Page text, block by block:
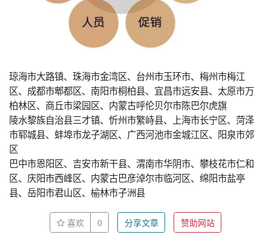
琼海市大路镇、珠海市金湾区、台州市玉环市、梅州市梅江
区、成都市郫都区、南阳市桐柏县、宜昌市远安县、太原市万
柏林区、商丘市梁园区、内蒙古呼伦贝尔市陈巴尔虎旗
陵水黎族自治县三才镇、忻州市繁峙县、上海市长宁区、菏泽
市郓城县、蚌埠市龙子湖区、广西河池市金城江区、阳泉市郊
区
巴中市恩阳区、吉安市新干县、渭南市华阴市、攀枝花市仁和
区、庆阳市西峰区、内蒙古巴彦淖尔市临河区、绵阳市盐亭
县、岳阳市君山区、榆林市子洲县
喜欢 0 分享文章 赞助网站